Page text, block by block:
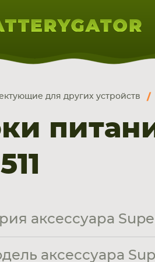
НОУТБУКА
ПЛАНШЕТА
СМАРТФОНА
для других устройств
аксессуара
аксессуара